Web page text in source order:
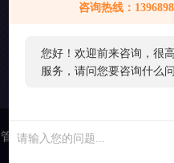
咨询热线：
您好！欢迎前来咨询，很
服务，请问您要咨询什么
添
友
管理登陆